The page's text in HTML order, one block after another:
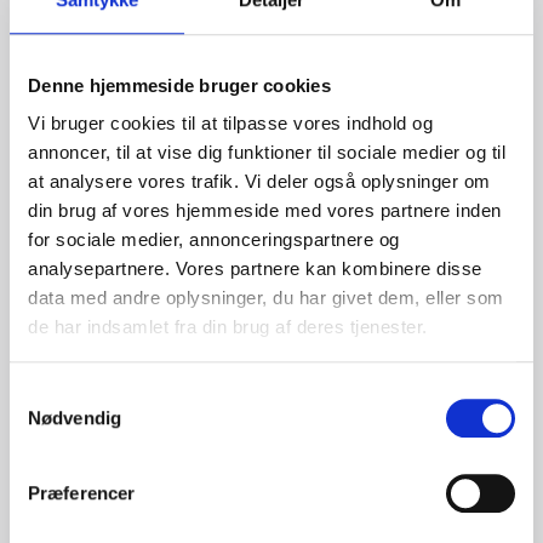
Denne hjemmeside bruger cookies
Vi bruger cookies til at tilpasse vores indhold og
annoncer, til at vise dig funktioner til sociale medier og til
at analysere vores trafik. Vi deler også oplysninger om
din brug af vores hjemmeside med vores partnere inden
for sociale medier, annonceringspartnere og
analysepartnere. Vores partnere kan kombinere disse
data med andre oplysninger, du har givet dem, eller som
de har indsamlet fra din brug af deres tjenester.
Nødvendig
Præferencer
3. FOA (Fag og Arbejde): Repræsenterer over 180.000
4. Dansk Metal: Fagforening for faglærte og ufaglærte
metalarbejdere, der arbejder inden for industri og produktion.
For at få et mere komplet overblik over de forskellige
fagforeninger og deres tilbud kan det være en god idé at
benytte sammenligningstjenester online, såsom
fagforeningsguiden.dkellersammenlignfagforeninger.dk.
Hvad er exitstrategi?
H1 Title: Fagforening i Danmark: Fordele og hvordan man